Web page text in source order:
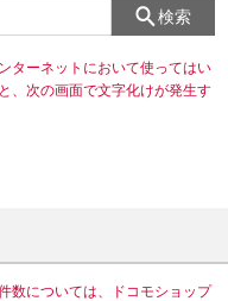
検索
ターネットにおいて使ってはい
、次の画面で文字化けが発生す
数については、ドコモショップ